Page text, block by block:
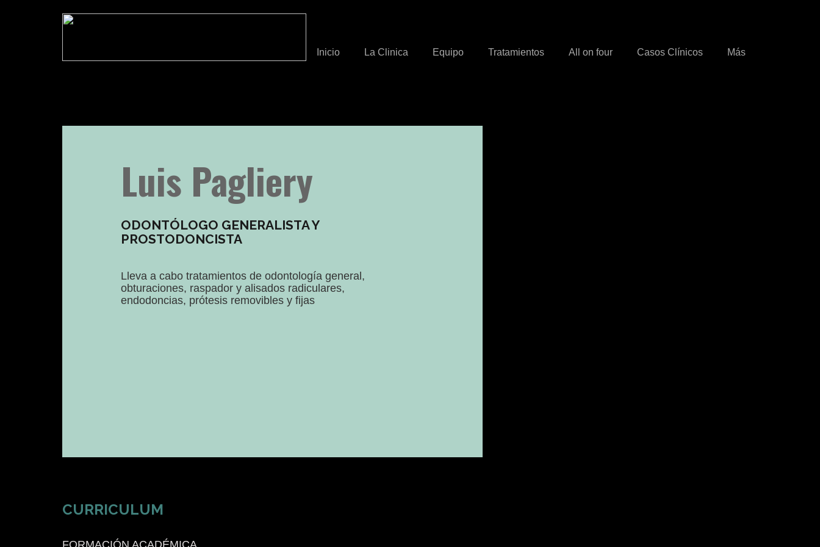
Inicio La Clinica Equipo Tratamientos All on four Casos Clínicos Más
Luis Pagliery
ODONTÓLOGO GENERALISTA Y
PROSTODONCISTA
Lleva a cabo tratamientos de odontología general,
obturaciones, raspador y alisados radiculares,
endodoncias, prótesis removibles y fijas
CURRICULUM
FORMACIÓN ACADÉMICA